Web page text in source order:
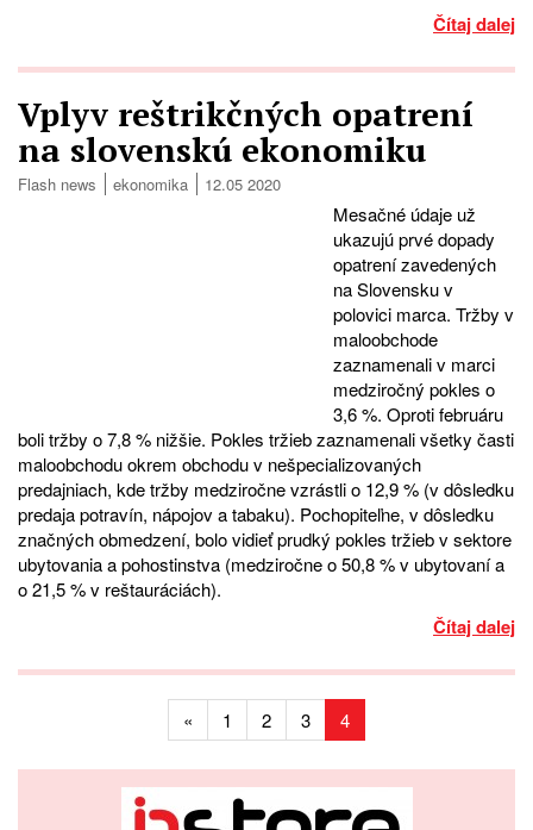
Čítaj dalej
Vplyv reštrikčných opatrení
na slovenskú ekonomiku
Flash news ekonomika 12.05 2020
Mesačné údaje už
ukazujú prvé dopady
opatrení zavedených
na Slovensku v
polovici marca. Tržby v
maloobchode
zaznamenali v marci
medziročný pokles o
3,6 %. Oproti februáru
boli tržby o 7,8 % nižšie. Pokles tržieb zaznamenali všetky časti
maloobchodu okrem obchodu v nešpecializovaných
predajniach, kde tržby medziročne vzrástli o 12,9 % (v dôsledku
predaja potravín, nápojov a tabaku). Pochopiteľne, v dôsledku
značných obmedzení, bolo vidieť prudký pokles tržieb v sektore
ubytovania a pohostinstva (medziročne o 50,8 % v ubytovaní a
o 21,5 % v reštauráciách).
Čítaj dalej
« 1 2 3 4